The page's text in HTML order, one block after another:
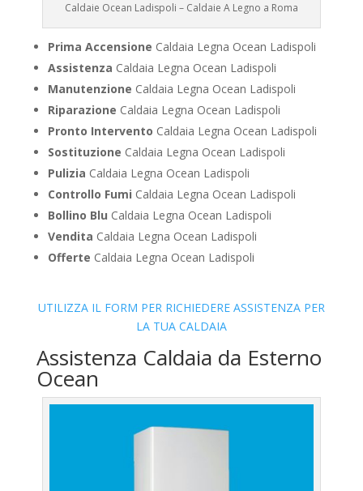
Caldaie Ocean Ladispoli – Caldaie A Legno a Roma
Prima Accensione Caldaia Legna Ocean Ladispoli
Assistenza Caldaia Legna Ocean Ladispoli
Manutenzione Caldaia Legna Ocean Ladispoli
Riparazione Caldaia Legna Ocean Ladispoli
Pronto Intervento Caldaia Legna Ocean Ladispoli
Sostituzione Caldaia Legna Ocean Ladispoli
Pulizia Caldaia Legna Ocean Ladispoli
Controllo Fumi Caldaia Legna Ocean Ladispoli
Bollino Blu Caldaia Legna Ocean Ladispoli
Vendita Caldaia Legna Ocean Ladispoli
Offerte Caldaia Legna Ocean Ladispoli
UTILIZZA IL FORM PER RICHIEDERE ASSISTENZA PER
LA TUA CALDAIA
Assistenza Caldaia da Esterno
Ocean